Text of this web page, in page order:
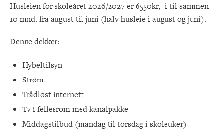
Husleien for skoleåret 2026/2027 er 6550kr,- i til sammen
10 mnd. fra august til juni (halv husleie i august og juni).
Denne dekker:
Hybeltilsyn
Strøm
Trådløst internett
Tv i fellesrom med kanalpakke
Middagstilbud (mandag til torsdag i skoleuker)